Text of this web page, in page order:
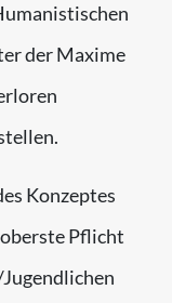
der Maxime
Konzeptes
Pflicht